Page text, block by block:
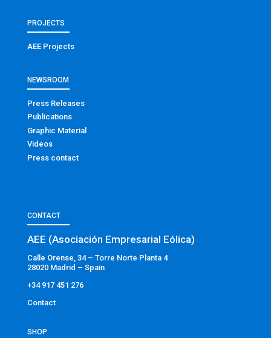
PROJECTS
AEE Projects
NEWSROOM
Press Releases
Publications
Graphic Material
Videos
Press contact
CONTACT
AEE (Asociación Empresarial Eólica)
Calle Orense, 34 – Torre Norte Planta 4
28020 Madrid – Spain
+34 917 451 276
Contact
SHOP